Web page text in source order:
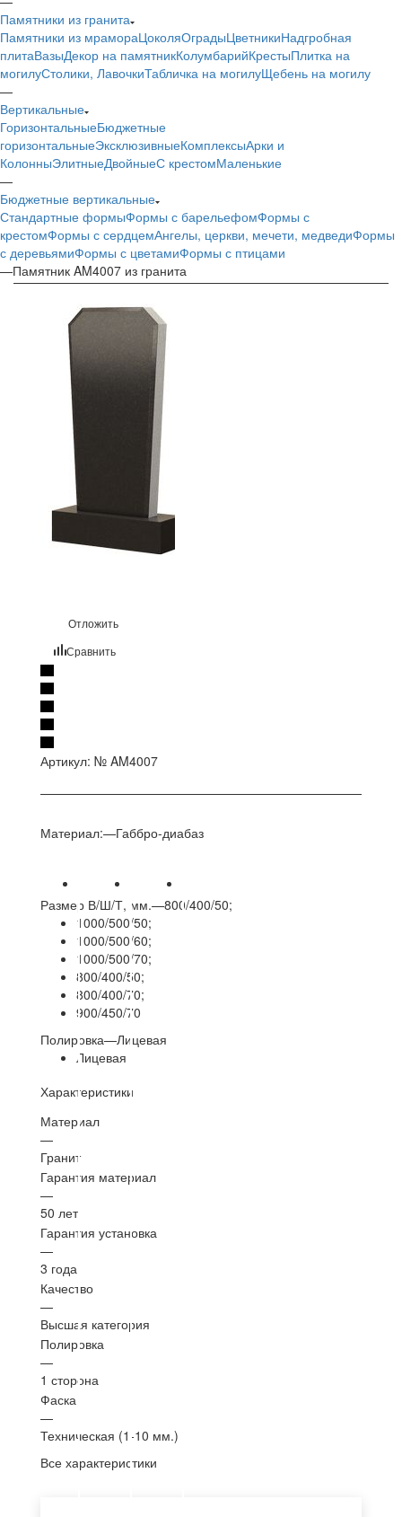
Памятники из гранита
Памятники из мрамораЦоколяОградыЦветникиНадгробная
плитаВазыДекор на памятникКолумбарийКрестыПлитка на
могилуСтолики, ЛавочкиТабличка на могилуЩебень на могилу
—
Вертикальные
ГоризонтальныеБюджетные
горизонтальныеЭксклюзивныеКомплексыАрки и
КолонныЭлитныеДвойныеС крестомМаленькие
—
Бюджетные вертикальные
Стандартные формыФормы с барельефомФормы с
крестомФормы с сердцемАнгелы, церкви, мечети, медведиФормы
с деревьямиФормы с цветамиФормы с птицами
—Памятник AM4007 из гранита
Отложить
Сравнить
Артикул: № AM4007
Материал:—Габбро-диабаз
Размер В/Ш/Т, мм.—800/400/50;
1000/500/50;
1000/500/60;
1000/500/70;
800/400/50;
800/400/70;
900/450/70
Полировка—Лицевая
Лицевая
Характеристики
Материал
—
Гранит
Гарантия материал
—
50 лет
Гарантия установка
—
3 года
Качество
—
Высшая категория
Полировка
—
1 сторона
Фаска
—
Техническая (1-10 мм.)
Все характеристики